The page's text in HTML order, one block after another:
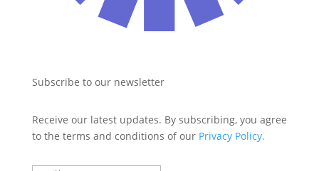
Subscribe to our newsletter
Receive our latest updates. By subscribing, you agree
to the terms and conditions of our Privacy Policy.